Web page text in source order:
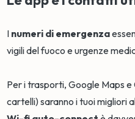
I numeri di emergenza
vigili del fuoco e urgenze
Per i trasporti, Google Maps
cartelli) saranno i tuoi migliori